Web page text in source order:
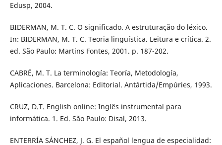
Edusp, 2004.
BIDERMAN, M. T. C. O significado. A estruturação do léxico.
In: BIDERMAN, M. T. C. Teoria linguística. Leitura e crítica. 2.
ed. São Paulo: Martins Fontes, 2001. p. 187-202.
CABRÉ, M. T. La terminología: Teoría, Metodología,
Aplicaciones. Barcelona: Editorial. Antártida/Empúries, 1993.
CRUZ, D.T. English online: Inglês instrumental para
informática. 1. Ed. São Paulo: Disal, 2013.
ENTERRÍA SÁNCHEZ, J. G. El español lengua de especialidad: